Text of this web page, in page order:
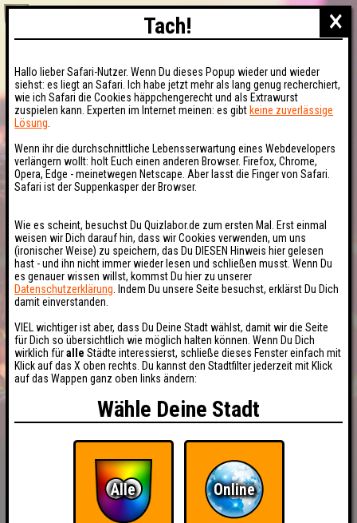
×
Tach!
Hallo lieber Safari-Nutzer. Wenn Du dieses Popup wieder und wieder
siehst: es liegt an Safari. Ich habe jetzt mehr als lang genug recherchiert,
wie ich Safari die Cookies häppchengerecht und als Extrawurst
zuspielen kann. Experten im Internet meinen: es gibt keine zuverlässige
Lösung
Wenn ihr die durchschnittliche Lebensserwartung eines Webdevelopers
verlängern wollt: holt Euch einen anderen Browser. Firefox, Chrome,
Opera, Edge - meinetwegen Netscape. Aber lasst die Finger von Safari.
Safari ist der Suppenkasper der Browser.
Wie es scheint, besuchst Du Quizlabor.de zum ersten Mal. Erst einmal
weisen wir Dich darauf hin, dass wir Cookies verwenden, um uns
(ironischer Weise) zu speichern, das Du DIESEN Hinweis hier gelesen
hast - und ihn nicht immer wieder lesen und schließen musst. Wenn Du
es genauer wissen willst, kommst Du hier zu unserer
Datenschutzerklärung . Indem Du unsere Seite besuchst, erklärst Du Dich
damit einverstanden.
VIEL wichtiger ist aber, dass Du Deine Stadt wählst, damit wir die Seite
für Dich so übersichtlich wie möglich halten können. Wenn Du Dich
wirklich füralle Städte interessierst, schließe dieses Fenster einfach mit
Klick auf das X oben rechts. Du kannst den Stadtfilter jederzeit mit Klick
auf das Wappen ganz oben links ändern:
Wähle Deine Stadt
Alle Online